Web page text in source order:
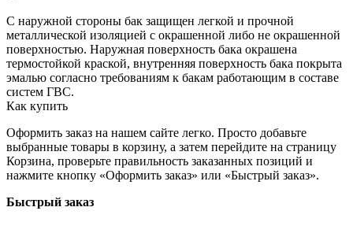
С наружной стороны бак защищен легкой и прочной
металлической изоляцией с окрашенной либо не окрашенной
поверхностью. Наружная поверхность бака окрашена
термостойкой краской, внутренняя поверхность бака покрыта
эмалью согласно требованиям к бакам работающим в составе
систем ГВС.
Как купить
Оформить заказ на нашем сайте легко. Просто добавьте
выбранные товары в корзину, а затем перейдите на страницу
Корзина, проверьте правильность заказанных позиций и
нажмите кнопку «Оформить заказ» или «Быстрый заказ».
Быстрый заказ